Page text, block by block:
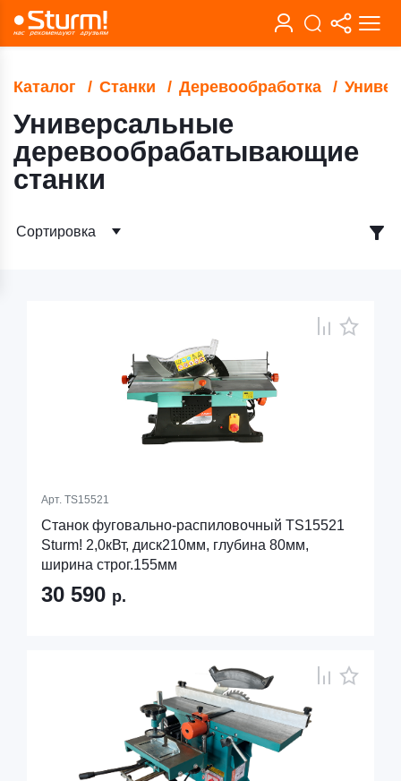
Каталог Станки Деревообработка
Универсальные
деревообрабатывающие
станки
Сортировка
Арт. TS15521
Станок фуговально-распиловочный TS15521
Sturm! 2,0кВт, диск210мм, глубина 80мм,
ширина строг.155мм
30 590 р.